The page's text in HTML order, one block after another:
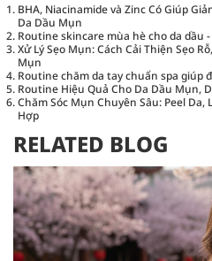
BHA, Niacinamide và Zinc Có Giúp
Da Dầu Mụn
Routine skincare mùa hè cho da dầu
Xử Lý Sẹo Mụn: Cách Cải Thiện Sẹo
Mụn
Routine chăm da tay chuẩn spa giúp
Routine Hiệu Quả Cho Da Dầu Mụn,
Chăm Sóc Mụn Chuyên Sâu: Peel Da,
Hợp
RELATED BLOG